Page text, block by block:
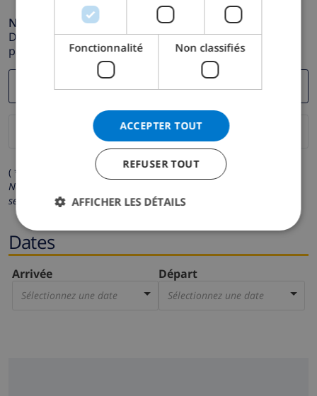
Numéro de téléphone *
Dans le cas où votre adresse e-mail ne fonctionnerait
pas correctement.
( * Les champs avec un astérisque sont obligatoires )
Nous respectons votre vie privée.
seront pas communiquées à des tiers.
Dates
Arrivée
Sélectionnez une date
Départ
Sélectionnez une date
Fonctionnalité Non classifiés
ACCEPTER TOUT
REFUSER TOUT
AFFICHER LES DÉTAILS